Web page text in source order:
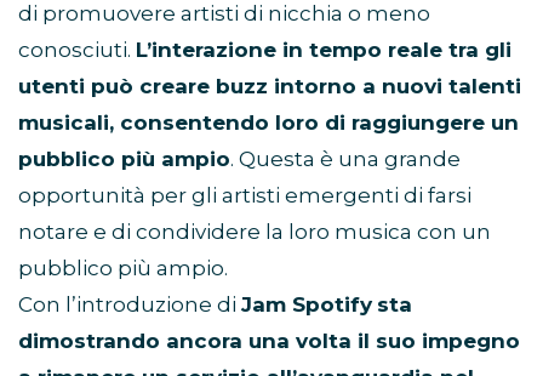
di promuovere artisti di nicchia o meno
conosciuti. L’interazione in tempo reale tra gli
utenti può creare buzz intorno a nuovi talenti
musicali, consentendo loro di raggiungere un
pubblico più ampio. Questa è una grande
opportunità per gli artisti emergenti di farsi
notare e di condividere la loro musica con un
pubblico più ampio.
Con l’introduzione di Jam Spotify sta
dimostrando ancora una volta il suo impegno